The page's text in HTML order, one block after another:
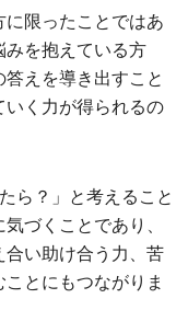
限ったことではあ
みを抱えている方
えを導き出すこと
いく力が得られるの
ら？」と考えること
づくことであり、
合い助け合う力、苦
とにもつながりま